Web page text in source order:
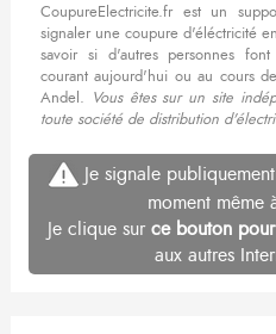
CoupureElectricite.fr est un
signaler une coupure d'éléctricité
savoir si d'autres personnes
courant aujourd'hui ou au cours
Andel. Vous êtes sur un site
toute société de distribution
Je signale
moment même
Je clique sur ce bouton
aux autres